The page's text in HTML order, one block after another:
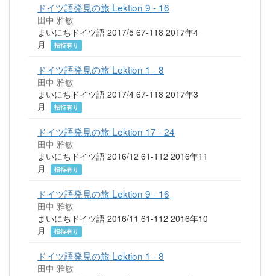
ドイツ語発見の旅 Lektion 9 - 16
田中 雅敏
まいにちドイツ語 2017/5 67-118 2017年4
月
招待有り
ドイツ語発見の旅 Lektion 1 - 8
田中 雅敏
まいにちドイツ語 2017/4 67-118 2017年3
月
招待有り
ドイツ語発見の旅 Lektion 17 - 24
田中 雅敏
まいにちドイツ語 2016/12 61-112 2016年11
月
招待有り
ドイツ語発見の旅 Lektion 9 - 16
田中 雅敏
まいにちドイツ語 2016/11 61-112 2016年10
月
招待有り
ドイツ語発見の旅 Lektion 1 - 8
田中 雅敏